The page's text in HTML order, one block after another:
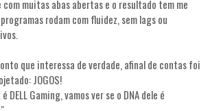
com muitas abas abertas e o resultado tem me
rodam com fluidez, sem lags ou
que interessa de verdade, afinal de contas foi
JOGOS!
DELL Gaming, vamos ver se o DNA dele é